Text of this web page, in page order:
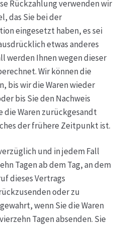
Rückzahlung verwenden wir
das Sie bei der
eingesetzt haben, es sei
etwas anderes
werden Ihnen wegen dieser
Wir können die
bis wir die Waren wieder
bis Sie den Nachweis
die Waren zurückgesandt
der frühere Zeitpunkt ist.
und in jedem Fall
Tagen ab dem Tag, an dem
dieses Vertrags
oder zu
wenn Sie die Waren
Tagen absenden. Sie